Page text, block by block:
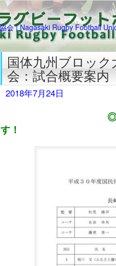
国体九州ブロッ
会：試合概要案内
2018年7月24日
す！